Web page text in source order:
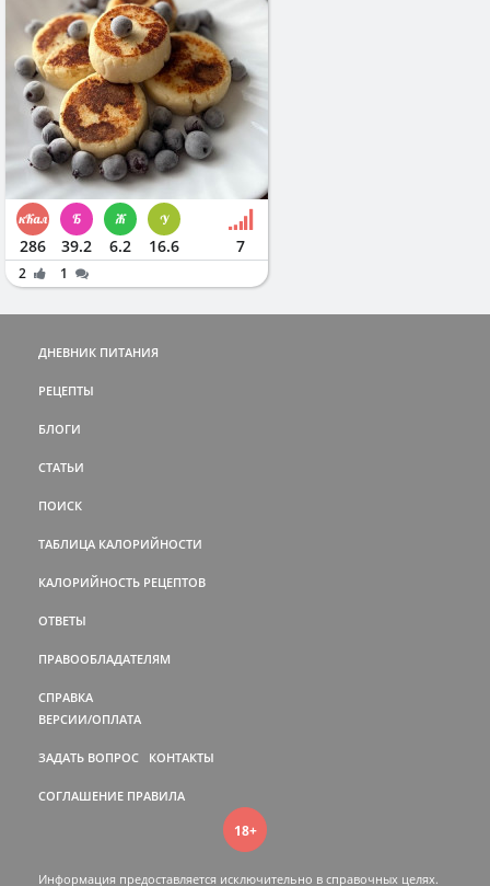
286 39.2 6.2 16.6 7
2 1
ДНЕВНИК ПИТАНИЯ
РЕЦЕПТЫ
БЛОГИ
СТАТЬИ
ПОИСК
ТАБЛИЦА КАЛОРИЙНОСТИ
КАЛОРИЙНОСТЬ РЕЦЕПТОВ
ОТВЕТЫ
ПРАВООБЛАДАТЕЛЯМ
СПРАВКА
ВЕРСИИ/ОПЛАТА
ЗАДАТЬ ВОПРОС КОНТАКТЫ
СОГЛАШЕНИЕ ПРАВИЛА
18+
Информация предоставляется исключительно в справочных целях.